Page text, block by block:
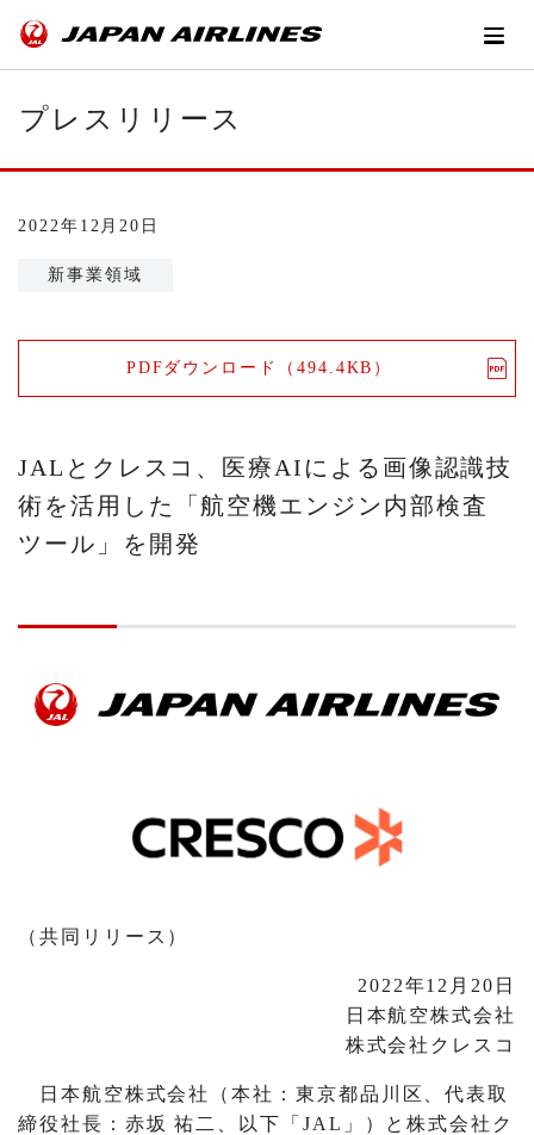
プレスリリース
2022年12月20日
新事業領域
PDFダウンロード（494.4KB）
JALとクレスコ、医療AIによる画像認識技
術を活用した「航空機エンジン内部検査
ツール」を開発
（共同リリース）
2022年12月20日
日本航空株式会社
株式会社クレスコ
日本航空株式会社（本社：東京都品川区、代表取
締役社長：赤坂 祐二、以下「JAL」）と株式会社ク